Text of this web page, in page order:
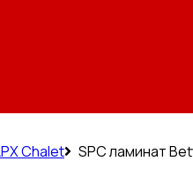
Chalet
SPC ламинат